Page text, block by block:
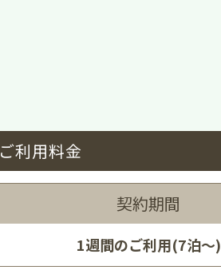
ご利用料金
契約期間
1週間のご利用(7泊～)